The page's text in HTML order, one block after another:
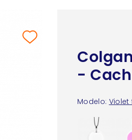
-
Modelo: Violet